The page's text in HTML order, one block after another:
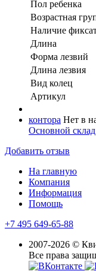
Пол ребенка
Возрастная
Наличие
Длина
Форма лезвий
Длина лезвия
Вид колец
Артикул
контора Нет в
Основной склад
Добавить отзыв
На главную
Компания
Информация
Помощь
+7 495 649-65-88
2007-2026 ©
Все права